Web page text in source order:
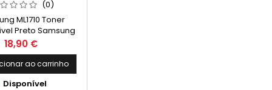
(0)
ML1710 Toner
Preto Samsung
Capacidade: 3.000
Paginas
Preço
18,90 €
ao carrinho
Disponível